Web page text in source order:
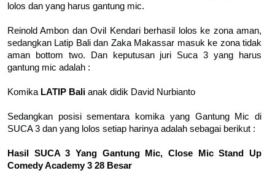
lolos dan yang harus gantung mic.
Reinold Ambon dan Ovil Kendari berhasil lolos ke zona aman,
sedangkan Latip Bali dan Zaka Makassar masuk ke zona tidak
aman bottom two. Dan keputusan juri Suca 3 yang harus
gantung mic adalah :
Komika LATIP Bali anak didik David Nurbianto
Sedangkan posisi sementara komika yang Gantung Mic di
SUCA 3 dan yang lolos setiap harinya adalah sebagai berikut :
Hasil SUCA 3 Yang Gantung Mic, Close Mic Stand Up
Comedy Academy 3 28 Besar